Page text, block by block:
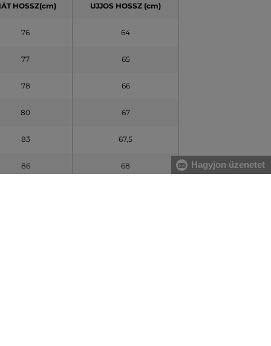
HOSSZ(cm) UJJOS HOSSZ (cm)
76 64
77 65
78 66
80 67
83 67,5
86 68 Hagyjon üzenetet